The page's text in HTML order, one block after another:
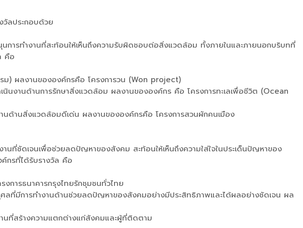
วัลประกอบด้วย
การทำงานที่สะท้อนให้เห็นถึงความรับผิดชอบต่อสิ่งแวดล้อม ทั้งภายในและภายนอกบริบทที่
คือ
ม) ผลงานขององค์กรคือ โครงการวน (Won project)
งานด้านการรักษาสิ่งแวดล้อม ผลงานขององค์กร คือ โครงการทะเลเพื่อชีวิต (Ocean
นด้านสิ่งแวดล้อมดีเด่น ผลงานขององค์กรคือ โครงการสวนผักคนเมือง
นที่ชัดเจนเพื่อช่วยลดปัญหาของสังคม สะท้อนให้เห็นถึงความใส่ใจในประเด็นปัญหาของ
กรที่ได้รับรางวัล คือ
งการธนาคารกรุงไทยรักชุมชนทั่วไทย
ลที่มีการทำงานด้านช่วยลดปัญหาของสังคมอย่างมีประสิทธิภาพและได้ผลอย่างชัดเจน ผล
นที่สร้างความแตกต่างแก่สังคมและผู้ที่ติดตาม